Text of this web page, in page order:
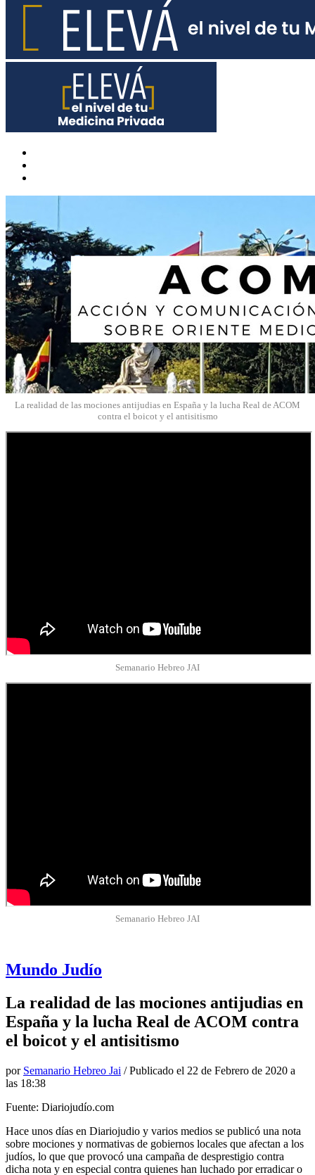
La realidad de las mociones antijudias en España y la lucha Real de ACOM
contra el boicot y el antisitismo
Semanario Hebreo JAI
Semanario Hebreo JAI
Mundo Judío
La realidad de las mociones antijudias en
España y la lucha Real de ACOM contra
el boicot y el antisitismo
por Semanario Hebreo Jai / Publicado el 22 de Febrero de 2020 a
las 18:38
Fuente: Diariojudío.com
Hace unos días en Diariojudio y varios medios se publicó una nota
sobre mociones y normativas de gobiernos locales que afectan a los
judíos, lo que que provocó una campaña de desprestigio contra
dicha nota y en especial contra quienes han luchado por erradicar o